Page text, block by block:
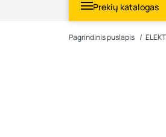
Prekių katalogas
Pagrindinis puslapis